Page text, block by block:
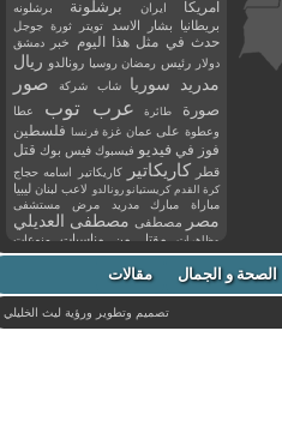
امريكا ايران برشلونة برشلونه
بريطانيا بشار الاسد تويتر ثورة جوجل
حدث في مثل هذا اليوم خبر دمشق
دولار رئيس رمضان روسيا رونالدو ريال
مدريد
سوريا شاب شركة صور
صورة طائرة عرب توب
عطا
وعطوة على عمان غزة فرنسا فلسطين
فوز في فيديو فيسبوك فيس بوك قتل
قطر كاريكاتير كاريكاتير اسامه حجاج
كرة القدم كريستيانو رونالدو لاعب لبنان ليبيا
مباراة مبارك مدريد مرض مستشفى
مصر مصطفى مصطفى العديلي
مظاهرات مقتل من مناسبات
منوعات
مواليد
موت ميسي ميلان نادي نشر
وفاة وفيات يوتيوب الصحة و الجمال مقالات
تصميم وتطوير ورؤيةليث الخليلي